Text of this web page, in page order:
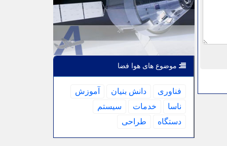
موضوع های هوا فضا
فناوری دانش بنیان
آموزش
ناسا
خدمات
سیستم
دستگاه
طراحی